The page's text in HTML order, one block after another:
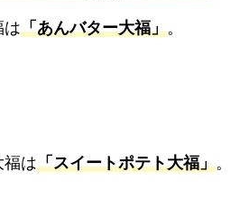
は「あんバター大福」。
福は「スイートポテト大福」。